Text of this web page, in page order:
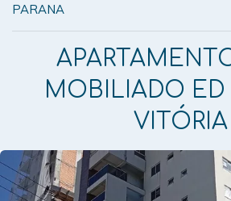
PARANA
MOBILIADO ED
VITÓRIA